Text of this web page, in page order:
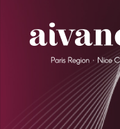
Aller au contenu